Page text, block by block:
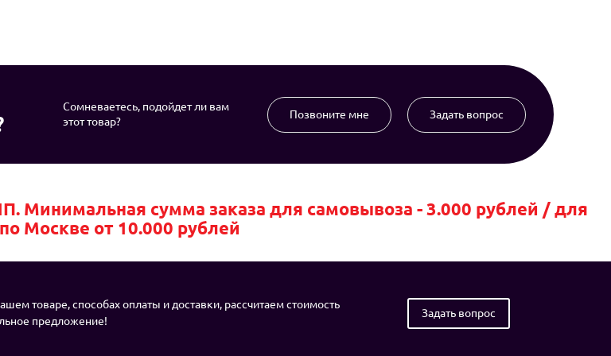
Сомневаетесь, подойдет ли вам
этот товар?
Позвоните мне Задать вопрос
Минимальная сумма заказа для самовывоза - 3.000 рублей / для
Москве от 10.000 рублей
товаре, способах оплаты и доставки, рассчитаем стоимость
предложение!
Задать вопрос